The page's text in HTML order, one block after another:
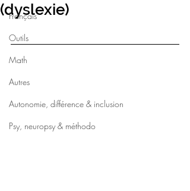
Français
Outils
Math
Autres
Autonomie, différence & inclusion
Psy, neuropsy & méthodo
(dyslexie)